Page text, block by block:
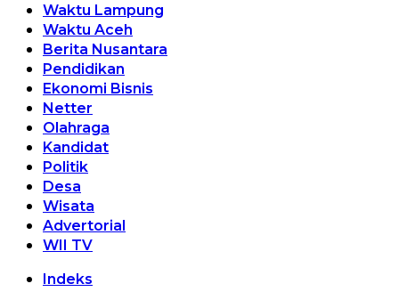
Waktu Lampung
Waktu Aceh
Berita Nusantara
Pendidikan
Ekonomi Bisnis
Netter
Olahraga
Kandidat
Politik
Desa
Wisata
Advertorial
WII TV
Indeks